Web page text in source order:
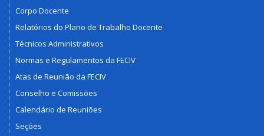
Corpo Docente
Relatórios do Plano de Trabalho Docente
Técnicos Administrativos
Normas e Regulamentos da FECIV
Atas de Reunião da FECIV
Conselho e Comissões
Calendário de Reuniões
Seções